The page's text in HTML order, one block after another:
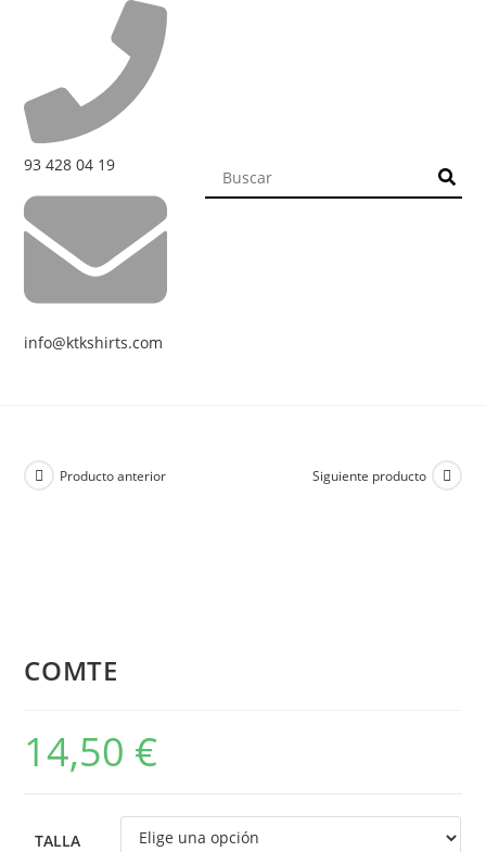
93 428 04 19
info@ktkshirts.com
Producto anterior Siguiente producto
COMTE
14,50 €
TALLA